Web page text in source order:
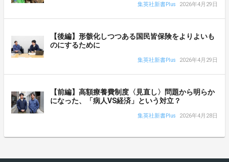
集英社新書Plus 2026年4月29日
【後編】形骸化しつつある国民皆保険をよりよいも
のにするために
集英社新書Plus 2026年4月29日
【前編】高額療養費制度〈見直し〉問題から明らか
になった、「病人VS経済」という対立？
集英社新書Plus 2026年4月28日